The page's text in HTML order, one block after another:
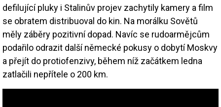
defilující pluky i Stalinův projev zachytily kamery a film
se obratem distribuoval do kin. Na morálku Sovětů
měly záběry pozitivní dopad. Navíc se rudoarmějcům
podařilo odrazit další německé pokusy o dobytí Moskvy
a přejít do protiofenzivy, během níž začátkem ledna
zatlačili nepřítele o 200 km.